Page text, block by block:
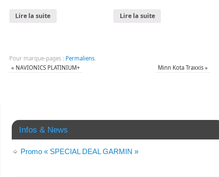
Lire la suite Lire la suite
Pour marque-pages : Permaliens.
« NAVIONICS PLATINIUM+ Minn Kota Traxxis»
Infos & News
Promo « SPECIAL DEAL GARMIN »